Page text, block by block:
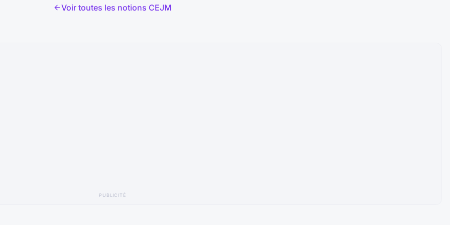
Voir toutes les notions CEJM
PUBLICITÉ